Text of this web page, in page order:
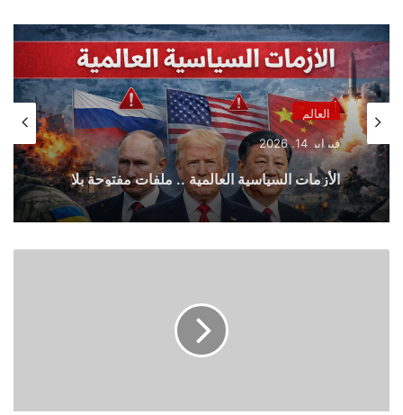
العالم
فبراير 14, 2026
الأزمات السياسية العالمية .. ملفات مفتوحة بلا
حلول نهائية